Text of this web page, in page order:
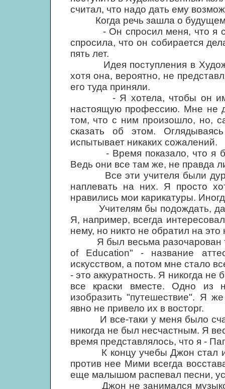
считал, что надо дать ему
Когда речь зашла о будущем.
- Он спросил меня, что я
спросила, что он собирается
пять лет.
Идея поступления в
хотя она, вероятно, не
его туда приняли.
- Я хотела, чтобы он имел
настоящую профессию. Мне не
том, что с ним произошло, но,
сказать об этом.
испытывает никаких сожалений.
- Время показало, что я
Ведь они все там же, не правда
Все эти учителя были
наплевать на них. Я просто
нравились мои карикатуры.
Учителям бы подождать,
Я, например, всегда
нему, но никто не обратил на
Я был весьма разочарован
of Education" - название
искусством, а потом мне стало
- это аккуратность. Я никогда
все краски вместе. Одно из
изобразить "путешествие". Я
явно не привело их в восторг.
И все-таки у меня было
никогда не был несчастным. Я
время представлялось, что я -
К концу учебы Джон стал
против нее Мими всегда
еще малышом распевал песни,
Джон не занимался музыкой,